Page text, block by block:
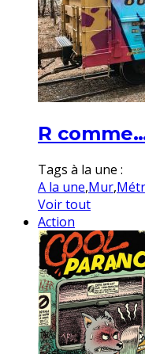
R
Tags à la une :
A la une,Mur,
Voir tout
Action